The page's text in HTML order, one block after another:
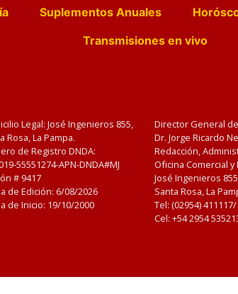
Suplementos Anuales
Transmisiones en vivo
Legal: José Ingenieros 855,
Rosa, La Pampa.
de Registro DNDA:
55551274-APN-DNDA#MJ
# 9417
de Edición: 6/08/2026
de Inicio: 19/10/2000
Director General
Dr. Jorge Ricardo
Redacción,
Oficina Comercial
José Ingenieros
Santa Rosa, La
Tel: (02954)
Cel: +54 2954